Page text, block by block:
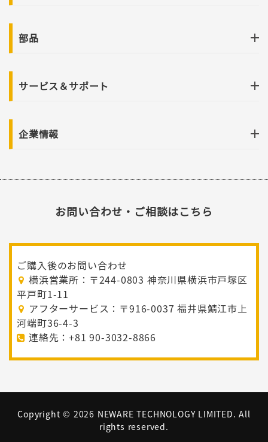
部品
サービス＆サポート
企業情報
お問い合わせ・ご相談はこちら
ご購入後のお問い合わせ
横浜営業所：〒244-0803 神奈川県横浜市戸塚区
平戸町1-11
アフターサービス：〒916-0037 福井県鯖江市上
河端町36-4-3
連絡先：+81 90-3032-8866
Copyright © 2026 NEWARE TECHNOLOGY LIMITED. All
rights reserved.